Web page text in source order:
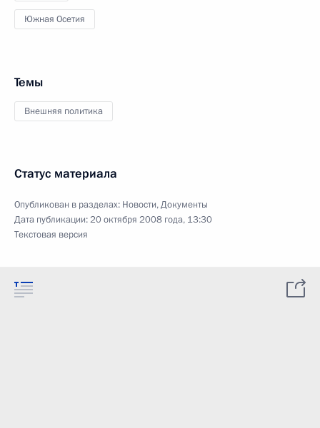
Южная Осетия
Темы
Внешняя политика
Статус материала
Опубликован в разделах: Новости,Документы
Дата публикации:20 октября 2008 года, 13:30
Текстовая версия